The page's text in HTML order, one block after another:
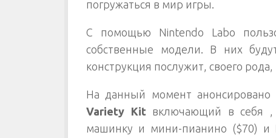
погружаться в мир игры.
С помощью Nintendo Labo
собственные модели. В них
конструкция послужит, своего
На данный момент анонсировано
Variety Kitвключающий в себя ,
машинку и мини-пианино ($70) и